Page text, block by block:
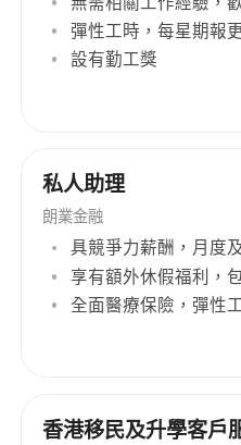
彈性工時，每星期報
設有勤工獎
私人助理
朗業金融
具競爭力薪酬，月度
享有額外休假福利，
全面醫療保險，彈性
香港移民及升學客戶